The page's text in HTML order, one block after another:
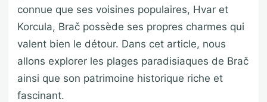
connue que ses voisines populaires, Hvar et
Korcula, Brač possède ses propres charmes qui
valent bien le détour. Dans cet article, nous
allons explorer les plages paradisiaques de Brač
ainsi que son patrimoine historique riche et
fascinant.